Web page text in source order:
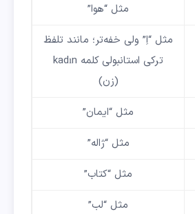
مثل “هوا”
مثل “اِ” ولی خفه‌تر؛ مانند تلفظ
ترکی استانبولی کلمه kadın
(زن)
مثل “ایمان”
مثل “ژاله”
مثل “کتاب”
مثل “لب”